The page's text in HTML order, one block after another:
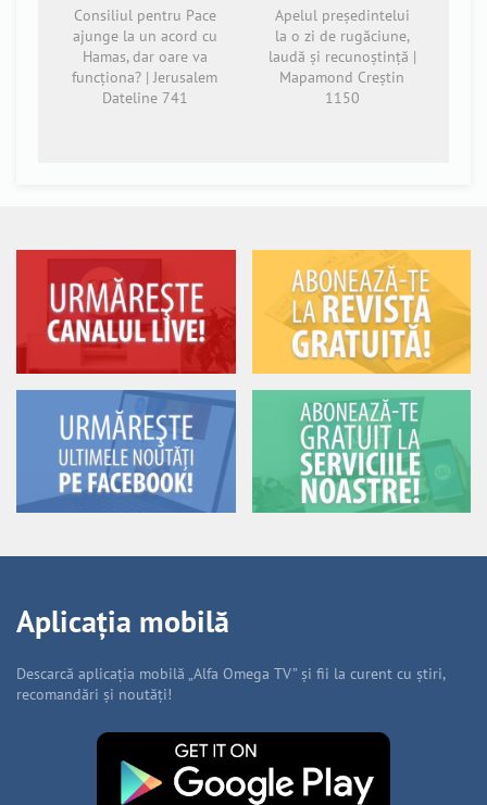
Consiliul pentru Pace
ajunge la un acord cu
Hamas, dar oare va
funcționa? | Jerusalem
Dateline 741
Apelul președintelui
la o zi de rugăciune,
laudă și recunoștință |
Mapamond Creștin
1150
Aplicația mobilă
Descarcă aplicația mobilă „Alfa Omega TV” și fii la curent cu știri,
recomandări și noutăți!